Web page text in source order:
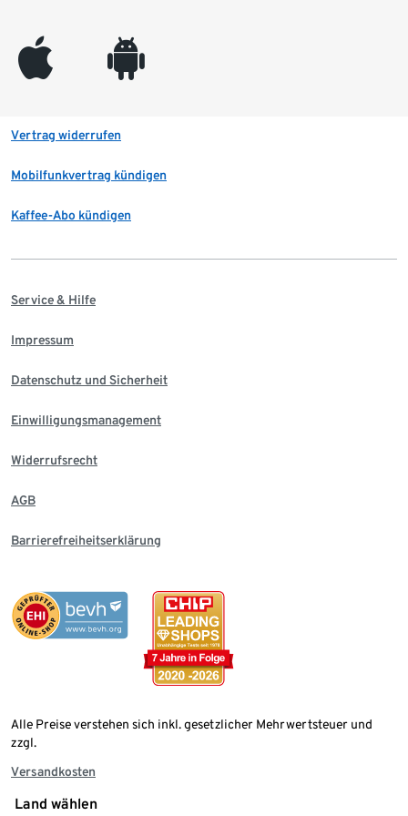
appleinc android
Vertrag widerrufen
Mobilfunkvertrag kündigen
Kaffee-Abo kündigen
Service & Hilfe
Impressum
Datenschutz und Sicherheit
Einwilligungsmanagement
Widerrufsrecht
AGB
Barrierefreiheitserklärung
Alle Preise verstehen sich inkl. gesetzlicher Mehrwertsteuer und
zzgl.
Versandkosten
Land wählen